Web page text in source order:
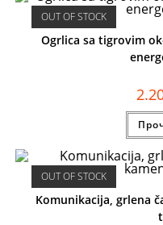
OUT OF STOCK
Ogrlica sa tigrovim
OUT OF STOCK
Komunikacija, grlena